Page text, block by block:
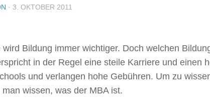
· 3. OKTOBER 2011
wird Bildung immer wichtiger. Doch welchen
in der Regel eine steile Karriere und einen
und verlangen hohe Gebühren. Um zu
man wissen, was der MBA ist.